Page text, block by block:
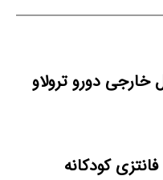
دورو ترولاو
کودکانه